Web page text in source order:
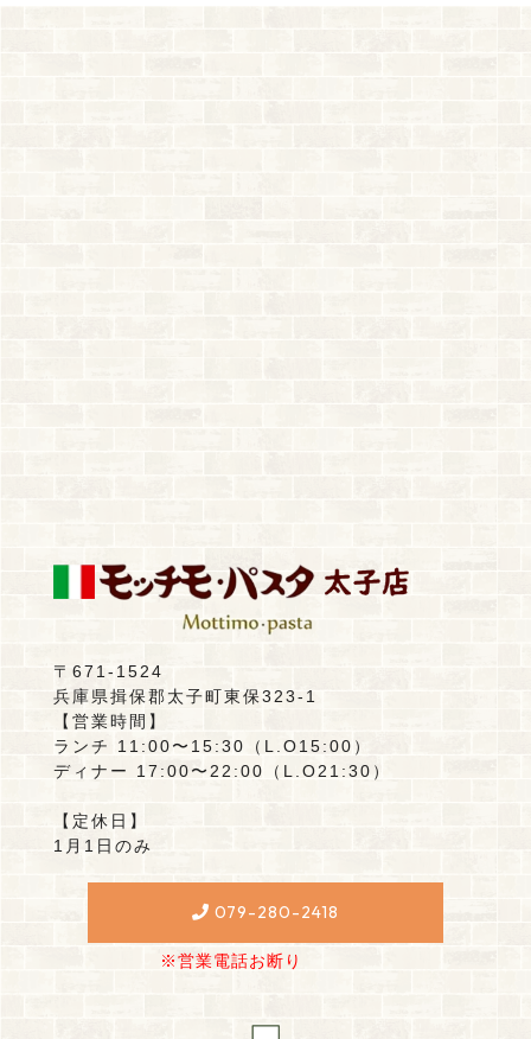
〒671-1524
兵庫県揖保郡太子町東保323-1
【営業時間】
ランチ 11:00〜15:30（L.O15:00）
ディナー 17:00〜22:00（L.O21:30）
【定休日】
1月1日のみ
079-280-2418
※営業電話お断り